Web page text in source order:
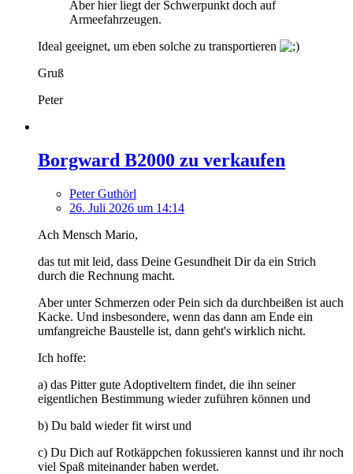
Aber hier liegt der Schwerpunkt doch auf
Armeefahrzeugen.
Ideal geeignet, um eben solche zu transportieren
Gruß
Peter
Borgward B2000 zu verkaufen
Peter Guthörl
26. Juli 2026 um 14:14
Ach Mensch Mario,
das tut mit leid, dass Deine Gesundheit Dir da ein Strich
durch die Rechnung macht.
Aber unter Schmerzen oder Pein sich da durchbeißen ist auch
Kacke. Und insbesondere, wenn das dann am Ende ein
umfangreiche Baustelle ist, dann geht's wirklich nicht.
Ich hoffe:
a) das Pitter gute Adoptiveltern findet, die ihn seiner
eigentlichen Bestimmung wieder zuführen können und
b) Du bald wieder fit wirst und
c) Du Dich auf Rotkäppchen fokussieren kannst und ihr noch
viel Spaß miteinander haben werdet.